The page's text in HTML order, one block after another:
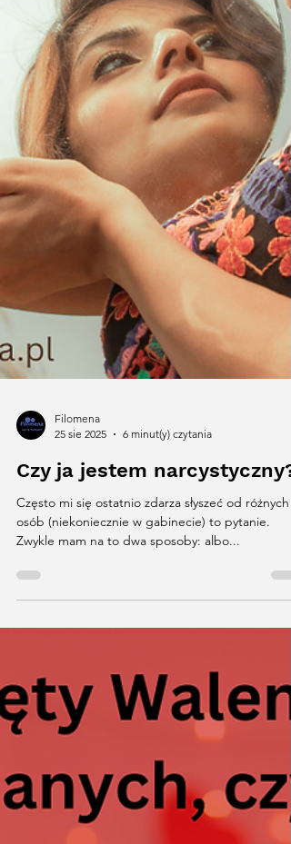
25 sie 2025
6 minut(y) czytania
Czy ja jestem narcystyczny?
Często mi się ostatnio zdarza słyszeć od różnych
Zwykle mam na to dwa sposoby: albo...